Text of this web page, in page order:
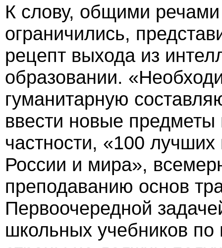
К слову, общими
ограничились,
рецепт выхода из
образовании.
гуманитарную
ввести новые предметы
частности, «100
России и мира»,
преподаванию основ
Первоочередной
школьных учебников по